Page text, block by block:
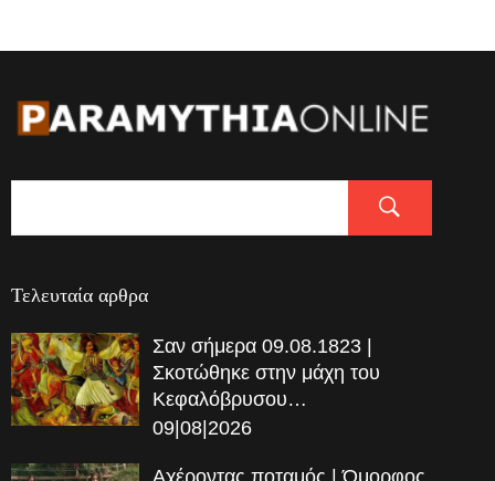
Τελευταία αρθρα
Σαν σήμερα 09.08.1823 |
Σκοτώθηκε στην μάχη του
Κεφαλόβρυσου…
09|08|2026
Αχέροντας ποταμός | Όμορφος